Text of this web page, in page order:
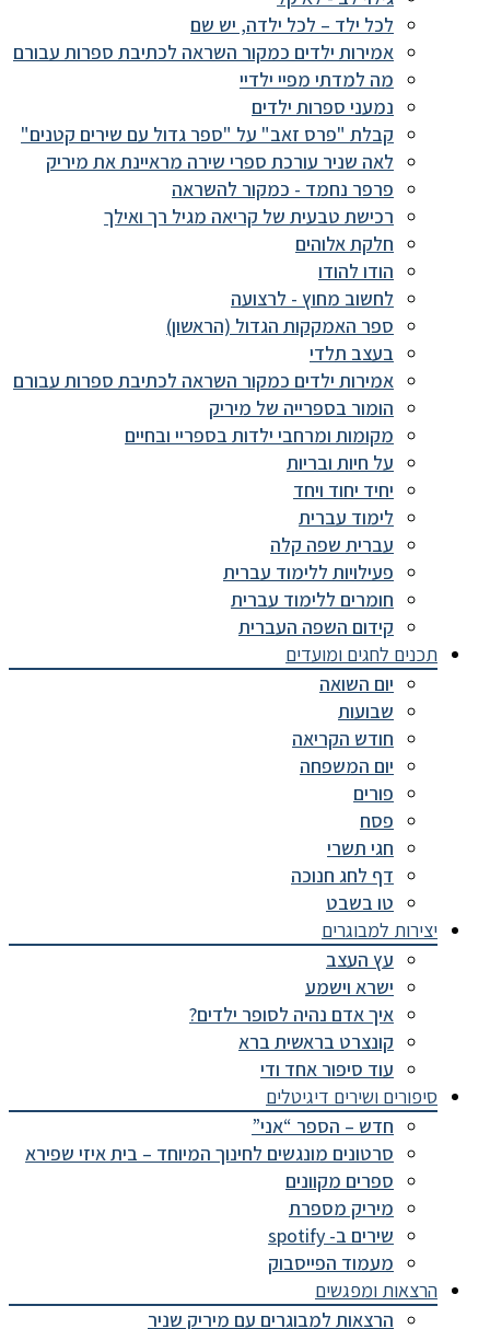
לכל ילד – לכל ילדה, יש שם
אמירות ילדים כמקור השראה לכתיבת ספרות עבורם
מה למדתי מפיי ילדיי
נמעני ספרות ילדים
קבלת "פרס זאב" על "ספר גדול עם שירים קטנים"
לאה שניר עורכת ספרי שירה מראיינת את מיריק
פרפר נחמד - כמקור להשראה
רכישת טבעית של קריאה מגיל רך ואילך
חלקת אלוהים
הודו להודו
לחשוב מחוץ - לרצועה
ספר האמקקות הגדול (הראשון)
בעצב תלדי
אמירות ילדים כמקור השראה לכתיבת ספרות עבורם
הומור בספרייה של מיריק
מקומות ומרחבי ילדות בספריי ובחיים
על חיות ובריות
יחיד יחוד ויחד
לימוד עברית
עברית שפה קלה
פעילויות ללימוד עברית
חומרים ללימוד עברית
קידום השפה העברית
תכנים לחגים ומועדים
יום השואה
שבועות
חודש הקריאה
יום המשפחה
פורים
פסח
חגי תשרי
דף לחג חנוכה
טו בשבט
יצירות למבוגרים
עץ העצב
ישרא וישמע
איך אדם נהיה לסופר ילדים?
קונצרט בראשית ברא
עוד סיפור אחד ודי
סיפורים ושירים דיגיטלים
חדש – הספר “אני”
סרטונים מונגשים לחינוך המיוחד – בית איזי שפירא
ספרים מקוונים
מיריק מספרת
שירים ב- spotify
מעמוד הפייסבוק
הרצאות ומפגשים
הרצאות למבוגרים עם מיריק שניר